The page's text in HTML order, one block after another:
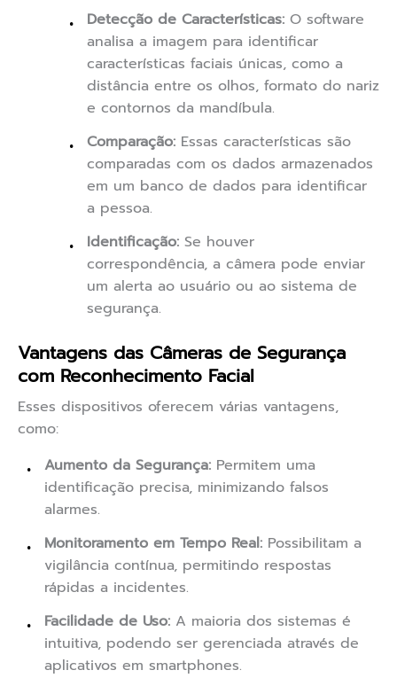
Detecção de Características: O software
analisa a imagem para identificar
características faciais únicas, como a
distância entre os olhos, formato do nariz
e contornos da mandíbula.
Comparação: Essas características são
comparadas com os dados armazenados
em um banco de dados para identificar
a pessoa.
Identificação: Se houver
correspondência, a câmera pode enviar
um alerta ao usuário ou ao sistema de
segurança.
Vantagens das Câmeras de Segurança
com Reconhecimento Facial
Esses dispositivos oferecem várias vantagens,
como:
Aumento da Segurança: Permitem uma
identificação precisa, minimizando falsos
alarmes.
Monitoramento em Tempo Real: Possibilitam a
vigilância contínua, permitindo respostas
rápidas a incidentes.
Facilidade de Uso: A maioria dos sistemas é
intuitiva, podendo ser gerenciada através de
aplicativos em smartphones.